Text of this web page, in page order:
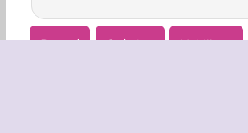
Beauté Création Habillage